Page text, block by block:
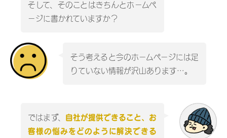
そして、そのことはきちんとホームペ
ージに書かれていますか？
そう考えると今のホームページには足
りていない情報が沢山あります…。
ではまず、 自社が提供できること、お
客様の悩みをどのように解決できる